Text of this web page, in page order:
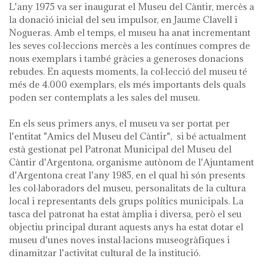
L'any 1975 va ser inaugurat el Museu del Càntir, mercès a
la donació inicial del seu impulsor, en Jaume Clavell i
Nogueras. Amb el temps, el museu ha anat incrementant
les seves col·leccions mercès a les contínues compres de
nous exemplars i també gràcies a generoses donacions
rebudes. En aquests moments, la col·lecció del museu té
més de 4.000 exemplars, els més importants dels quals
poden ser contemplats a les sales del museu.
En els seus primers anys, el museu va ser portat per
l'entitat "Amics del Museu del Càntir", si bé actualment
està gestionat pel Patronat Municipal del Museu del
Càntir d'Argentona, organisme autònom de l'Ajuntament
d'Argentona creat l'any 1985, en el qual hi són presents
les col·laboradors del museu, personalitats de la cultura
local i representants dels grups polítics municipals. La
tasca del patronat ha estat àmplia i diversa, però el seu
objectiu principal durant aquests anys ha estat dotar el
museu d'unes noves instal·lacions museogràfiques i
dinamitzar l'activitat cultural de la institució.